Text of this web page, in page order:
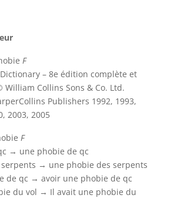
F
– 8e édition complète et
Collins Sons & Co. Ltd.
Publishers 1992, 1993,
2003, 2005
F
→ une phobie de qc
→ une phobie des serpents
de qc → avoir une phobie de qc
du vol → Il avait une phobie du